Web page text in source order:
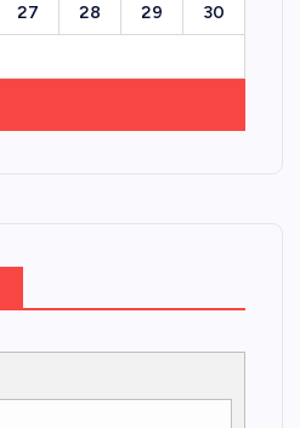
27 28 29 30